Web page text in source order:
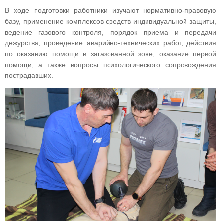
В ходе подготовки работники изучают нормативно-правовую
базу, применение комплексов средств индивидуальной защиты,
ведение газового контроля, порядок приема и передачи
дежурства, проведение аварийно-технических работ, действия
по оказанию помощи в загазованной зоне, оказание первой
помощи, а также вопросы психологического сопровождения
пострадавших.